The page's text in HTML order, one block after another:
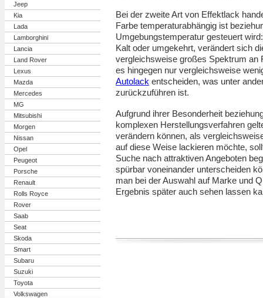
Jeep
Kia
Lada
Lamborghini
Lancia
Land Rover
Lexus
Mazda
Mercedes
MG
Mitsubishi
Morgen
Nissan
Opel
Peugeot
Porsche
Renault
Rolls Royce
Rover
Saab
Seat
Skoda
Smart
Subaru
Suzuki
Toyota
Volkswagen
Bei der zweite Art von Effektlack
Farbe temperaturabhängig ist
Umgebungstemperatur gesteuert
Kalt oder umgekehrt, verändert sich
vergleichsweise großes Spektrum an
es hingegen nur vergleichsweise
Autolack entscheiden, was unter
zurückzuführen ist.
Aufgrund ihrer Besonderheit
komplexen Herstellungsverfahren
verändern können, als
auf diese Weise lackieren möchte,
Suche nach attraktiven Angeboten
spürbar voneinander unterscheiden
man bei der Auswahl auf Marke und
Ergebnis später auch sehen lassen